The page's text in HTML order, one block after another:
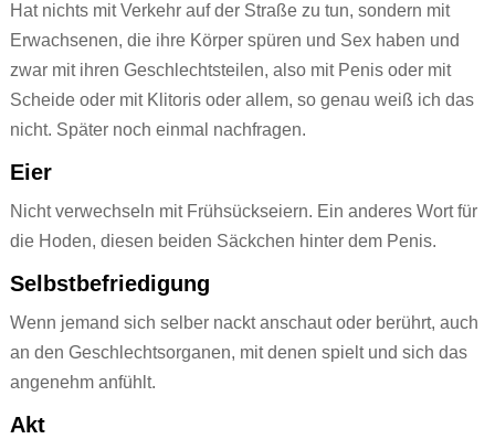
Hat nichts mit Verkehr auf der Straße zu tun, sondern mit
Erwachsenen, die ihre Körper spüren und Sex haben und
zwar mit ihren Geschlechtsteilen, also mit Penis oder mit
Scheide oder mit Klitoris oder allem, so genau weiß ich das
nicht. Später noch einmal nachfragen.
Eier
Nicht verwechseln mit Frühsückseiern. Ein anderes Wort für
die Hoden, diesen beiden Säckchen hinter dem Penis.
Selbstbefriedigung
Wenn jemand sich selber nackt anschaut oder berührt, auch
an den Geschlechtsorganen, mit denen spielt und sich das
angenehm anfühlt.
Akt